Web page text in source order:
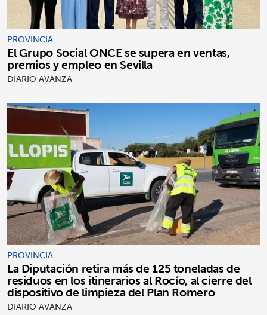
PROVINCIA
El Grupo Social ONCE se supera en ventas,
premios y empleo en Sevilla
DIARIO AVANZA
PROVINCIA
La Diputación retira más de 125 toneladas de
residuos en los itinerarios al Rocío, al cierre del
dispositivo de limpieza del Plan Romero
DIARIO AVANZA